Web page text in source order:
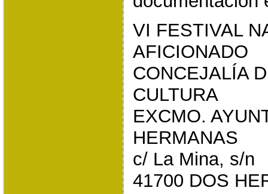
VI FESTIVAL
AFICIONADO
CONCEJALÍA
CULTURA
EXCMO.
HERMANAS
c/ La Mina, s/n
41700 DOS